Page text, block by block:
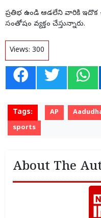
ప్రతిభ ఉండి ఆడలేని వారికి
సంతోషం వ్యక్తం చేస్తున్నారు.
Views: 300
Tags: AP
sports
About The